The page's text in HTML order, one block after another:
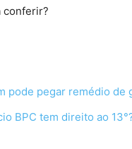
conferir?
pode pegar remédio de
BPC tem direito ao